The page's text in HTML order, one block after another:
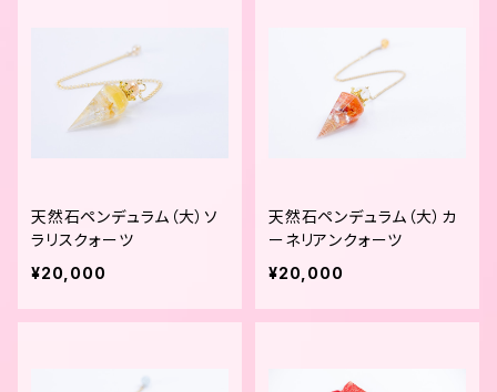
天然石ペンデュラム（大）ソ
ラリスクォーツ
¥20,000
天然石ペンデュラム（大）カ
ーネリアンクォーツ
¥20,000